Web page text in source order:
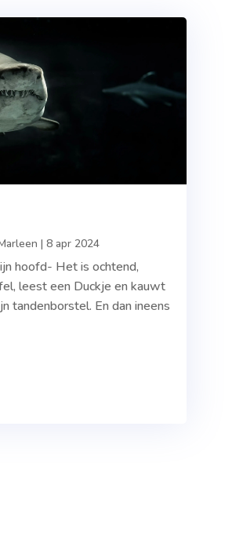
| 8 apr 2024
hoofd- Het is ochtend,
leest een Duckje en kauwt
tandenborstel. En dan ineens